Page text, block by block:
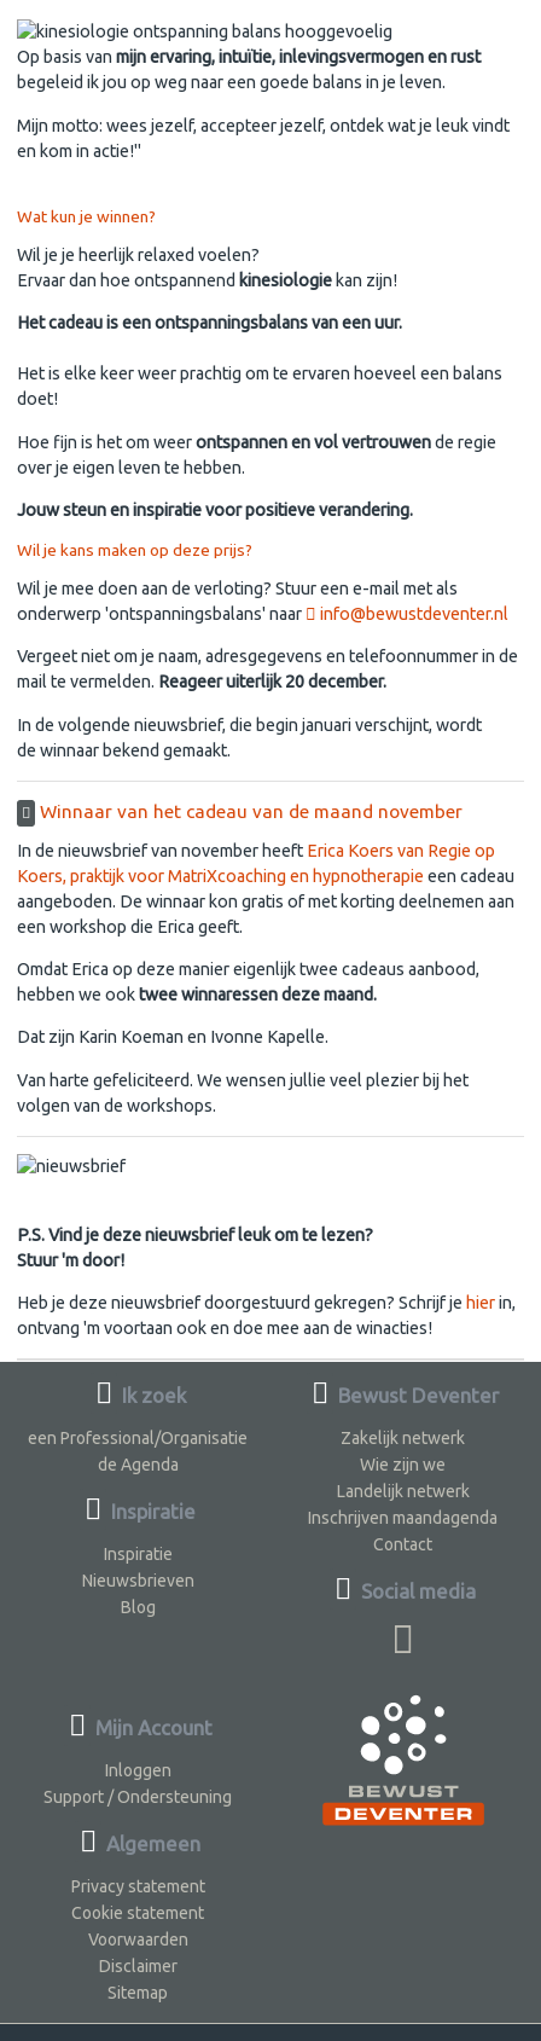
Op basis van mijnervaring, intuïtie, inlevingsvermogen en rust
begeleid ik jou op weg naar een goede balans in je leven.
Mijn motto: wees jezelf, accepteer jezelf, ontdek wat je leuk vindt
en kom in actie!"
Wat kun je winnen?
Wil je je heerlijk relaxed voelen?
Ervaar dan hoe ontspannend kinesiologie kan zijn!
Het cadeau is een ontspanningsbalans van een uur.
Het is elke keer weer prachtig om te ervaren hoeveel een balans
doet!
Hoe fijn is het om weerontspannen en vol vertrouwende regie
over je eigen leven te hebben.
Jouw steun en inspiratie voor positieve verandering.
Wil je kans maken op deze prijs?
Wil je mee doen aan de verloting? Stuur een e-mail met als
onderwerp 'ontspanningsbalans' naar
info@bewustdeventer.nl
Vergeet niet om je naam, adresgegevens en telefoonnummer in de
mail te vermelden. Reageer uiterlijk 20 december.
In de volgende nieuwsbrief, die begin januari verschijnt, wordt
de winnaar bekend gemaakt.
Winnaar van het cadeau van de maand november
In de nieuwsbrief van november heeft Erica Koers van Regie op
Koers, praktijk voor MatriXcoaching en hypnotherapie een cadeau
aangeboden. De winnaar kon gratis of met korting deelnemen aan
een workshop die Erica geeft.
Omdat Erica op deze manier eigenlijk twee cadeaus aanbood,
hebben we ooktwee winnaressen deze maand.
Dat zijn Karin Koeman en Ivonne Kapelle.
Van harte gefeliciteerd. We wensen jullie veel plezier bij het
volgen van de workshops.
P.S. Vind je deze nieuwsbrief leuk om te lezen?
Stuur 'm door!
Heb je deze nieuwsbrief doorgestuurd gekregen? Schrijf je hierin,
ontvang 'm voortaan ook en doe mee aan de winacties!
Ik zoek
een Professional/Organisatie
de Agenda
Inspiratie
Inspiratie
Nieuwsbrieven
Blog
Bewust Deventer
Zakelijk netwerk
Wie zijn we
Landelijk netwerk
Inschrijven maandagenda
Contact
Social media
Mijn Account
Inloggen
Support / Ondersteuning
Algemeen
Privacy statement
Cookie statement
Voorwaarden
Disclaimer
Sitemap